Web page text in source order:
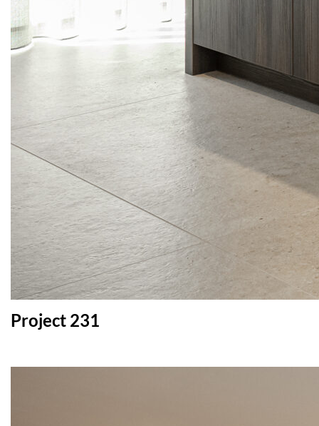
Project 231